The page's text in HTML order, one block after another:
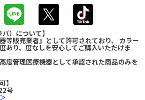
）について】
等販売業者』として許可されており、 カラー
あり、度なしを安心してご購入いただけま
度管理医療機器として承認された商品のみを
】
号
品は